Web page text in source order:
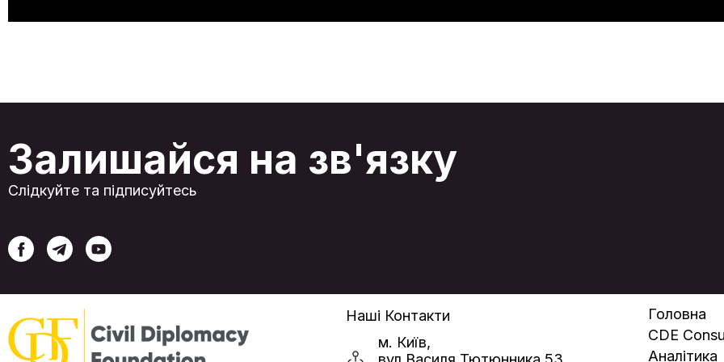
Залишайся на зв'язку
Слідкуйте та підписуйтесь
Наші Контакти
м. Київ,
Головна
CDE
Аналітика